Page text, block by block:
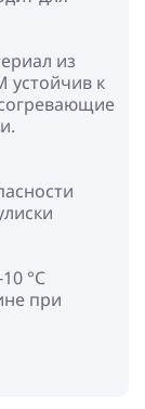
из
устойчив к
°C
при